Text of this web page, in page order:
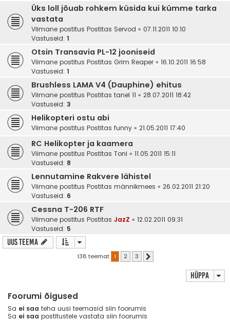
Üks loll jõuab rohkem küsida kui kümme tarka
vastata
Viimane postitus Postitas Servod « 07.11.2011 10:10
Vastuseid: 1
Otsin Transavia PL-12 jooniseid
Viimane postitus Postitas Grim Reaper « 16.10.2011 16:58
Vastuseid: 1
Brushless LAMA V4 (Dauphine) ehitus
Viimane postitus Postitas tanel 11 « 28.07.2011 18:42
Vastuseid: 3
Helikopteri ostu abi
Viimane postitus Postitas funny « 21.05.2011 17:40
RC Helikopter ja kaamera
Viimane postitus Postitas Toni « 11.05.2011 15:11
Vastuseid: 8
Lennutamine Rakvere lähistel
Viimane postitus Postitas männikmees « 26.02.2011 21:20
Vastuseid: 6
Cessna T-206 RTF
Viimane postitus Postitas JazZ « 12.02.2011 09:31
Vastuseid: 5
Uus teema
138 teemat 1 2 3
Hüppa
Foorumi õigused
Sa ei saa teha uusi teemasid siin foorumis
Sa ei saa postitustele vastata siin foorumis